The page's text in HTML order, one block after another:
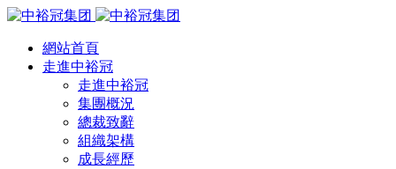
網站首頁
走進中裕冠
走進中裕冠
集團概況
總裁致辭
組織架構
成長經歷